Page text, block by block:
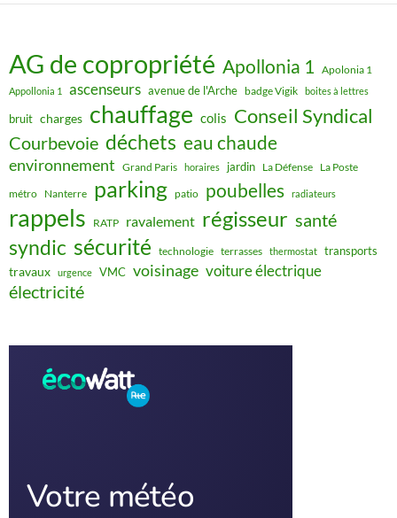
AG de copropriété Apollonia 1 Apolonia 1
Appollonia 1 ascenseurs avenue de l'Arche badge Vigik boites à lettres
bruit charges chauffage colis Conseil Syndical
Courbevoie déchets eau chaude
environnement Grand Paris horaires jardin La Défense La Poste
métro Nanterre parking patio poubelles radiateurs
rappels RATP ravalement régisseur santé
syndic sécurité technologie terrasses thermostat transports
travaux urgence VMC voisinage voiture électrique
électricité